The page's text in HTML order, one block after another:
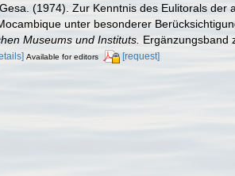
(1974). Zur Kenntnis des Eulitorals
unter besonderer
Museums und Instituts. Ergänzungsband
Available for editors [request]